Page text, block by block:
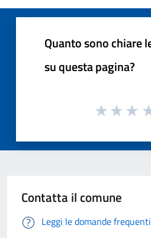
Quanto sono chiare
su questa pagina?
Contatta il comune
Leggi le domande frequenti